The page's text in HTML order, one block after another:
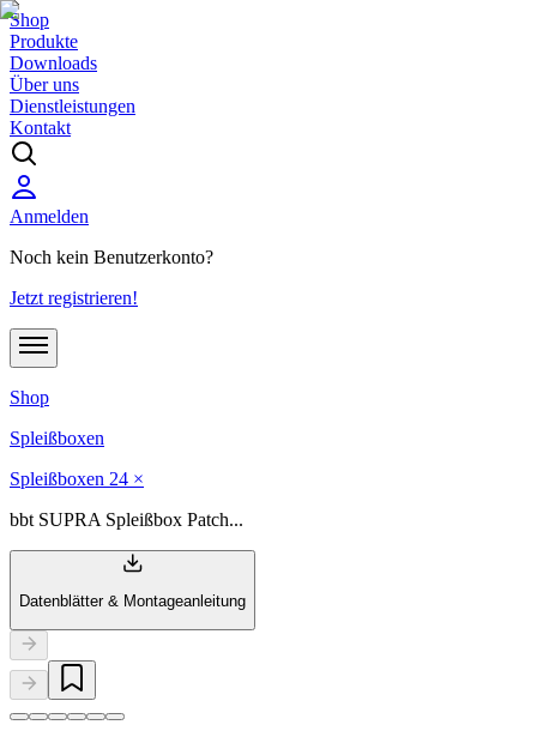
Shop
Produkte
Downloads
Über uns
Dienstleistungen
Kontakt
Anmelden
Noch kein Benutzerkonto?
Jetzt registrieren!
Shop
Spleißboxen
Spleißboxen 24 ×
bbt SUPRA Spleißbox Patch...
Datenblätter & Montageanleitung